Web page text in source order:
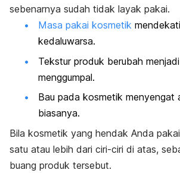
sebenarnya sudah tidak layak pakai.
Masa pakai kosmetik
kedaluwarsa.
Tekstur produk berubah
menggumpal.
Bau pada kosmetik menyengat
biasanya.
Bila kosmetik yang hendak Anda
satu atau lebih dari ciri-ciri di atas,
buang produk tersebut.